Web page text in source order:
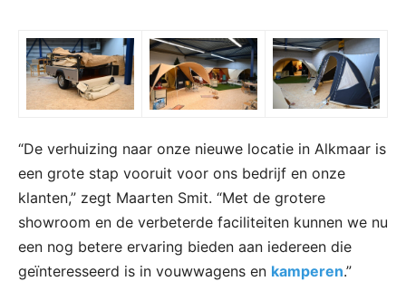
“De verhuizing naar onze nieuwe locatie in Alkmaar is
een grote stap vooruit voor ons bedrijf en onze
klanten,” zegt Maarten Smit. “Met de grotere
showroom en de verbeterde faciliteiten kunnen we nu
een nog betere ervaring bieden aan iedereen die
geïnteresseerd is in vouwwagens en kamperen.”